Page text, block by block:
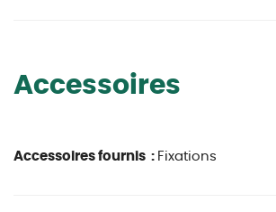
Accessoires
Accessoires fournis : Fixations